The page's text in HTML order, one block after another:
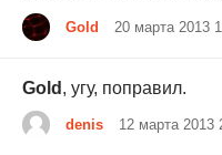
Gold 20 марта 2013
Gold , угу, поправил.
denis 12 марта 2013